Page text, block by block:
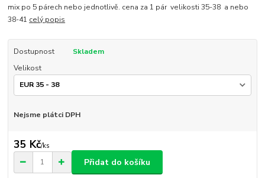
mix po 5 párech nebo jednotlivě. cena za 1 pár velikosti 35-38 a nebo
38-41 celý popis
Dostupnost
Skladem
Velikost
Nejsme plátci DPH
35 Kč/ks
Přidat do košíku